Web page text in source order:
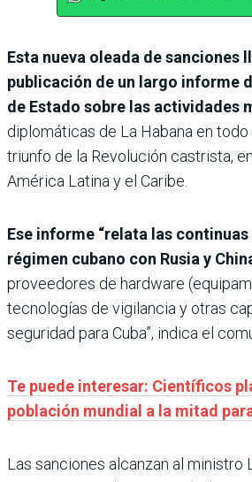
Esta nueva oleada de sanciones
publicación de un largo informe
de Estado sobre las actividades
diplomáticas de La Habana en todo
triunfo de la Revolución castrista,
América Latina y el Caribe.
Ese informe “relata las
régimen cubano con Rusia y
proveedores de hardware
tecnologías de vigilancia y otras
seguridad para Cuba”, indica el
Te puede interesar: Científicos
población mundial a la mitad
Las sanciones alcanzan al ministro